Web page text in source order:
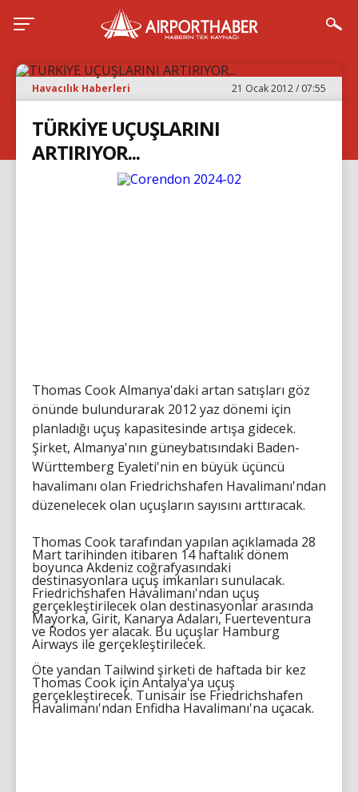
Havacılık Haberleri 21 Ocak 2012 / 07:55
TÜRKİYE UÇUŞLARINI
ARTIRIYOR...
Thomas Cook Almanya'daki artan satışları göz
önünde bulundurarak 2012 yaz dönemi için
planladığı uçuş kapasitesinde artışa gidecek.
Şirket, Almanya'nın güneybatısındaki Baden-
Württemberg Eyaleti'nin en büyük üçüncü
havalimanı olan Friedrichshafen Havalimanı'ndan
düzenelecek olan uçuşların sayısını arttıracak.
Thomas Cook tarafından yapılan açıklamada 28
Mart tarihinden itibaren 14 haftalık dönem
boyunca Akdeniz coğrafyasındaki
destinasyonlara uçuş imkanları sunulacak.
Friedrichshafen Havalimanı'ndan uçuş
gerçekleştirilecek olan destinasyonlar arasında
Mayorka, Girit, Kanarya Adaları, Fuerteventura
ve Rodos yer alacak. Bu uçuşlar Hamburg
Airways ile gerçekleştirilecek.
Öte yandan Tailwind şirketi de haftada bir kez
Thomas Cook için Antalya'ya uçuş
gerçekleştirecek. Tunisair ise Friedrichshafen
Havalimanı'ndan Enfidha Havalimanı'na uçacak.